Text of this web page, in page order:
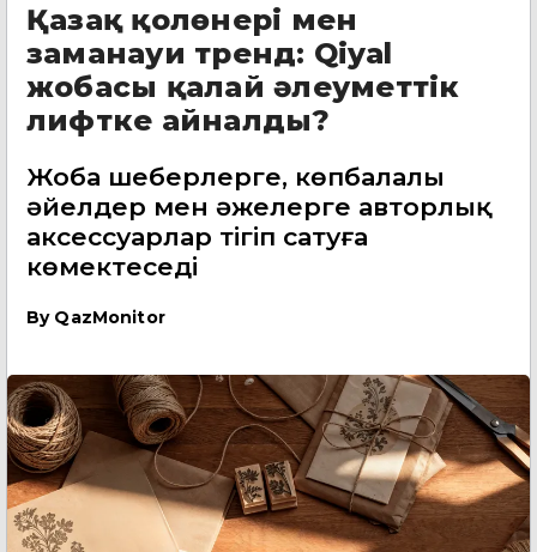
Қазақ қолөнері мен
заманауи тренд: Qiyal
жобасы қалай әлеуметтік
лифтке айналды?
Жоба шеберлерге, көпбалалы
әйелдер мен әжелерге авторлық
аксессуарлар тігіп сатуға
көмектеседі
By QazMonitor